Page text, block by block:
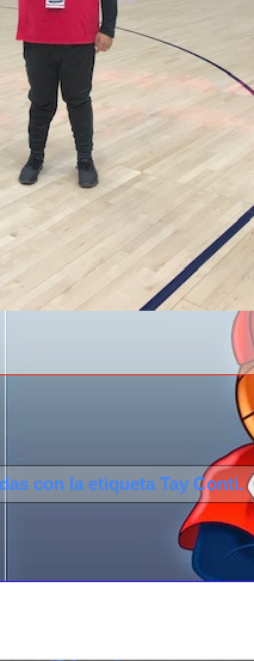
con la etiqueta Tay Conti.